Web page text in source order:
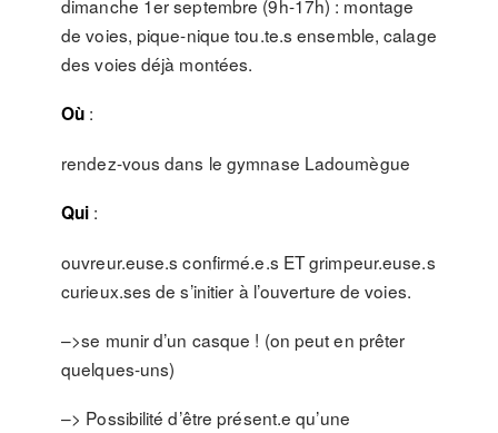
dimanche 1er septembre (9h-17h) : montage
de voies, pique-nique tou.te.s ensemble, calage
des voies déjà montées.
Où :
rendez-vous dans le gymnase Ladoumègue
Qui :
ouvreur.euse.s confirmé.e.s ET grimpeur.euse.s
curieux.ses de s’initier à l’ouverture de voies.
–>se munir d’un casque ! (on peut en prêter
quelques-uns)
–> Possibilité d’être présent.e qu’une